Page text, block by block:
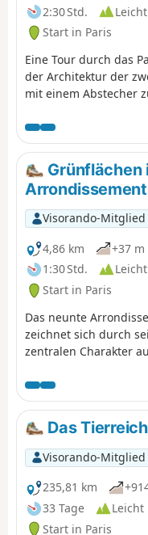
2:30 Std.
Leicht
Start in Paris
Eine Tour durch das
der Architektur der
mit einem Abstecher
feiern.
Grünflächen
Visorando-Mitglied
4,86 km
+37 m
1:30 Std.
Leicht
Start in Paris
Das neunte
zeichnet sich durch
zentralen Charakter
verbunden und
Theater, Kinos und
Einkaufsviertel
Boutiquen und
überdachte Passagen.
Haussmann-
Bauten und bleibt
Wohnviertel.Nach den
Arrondissements ist
Das
Visorando-Mitglied
235,81 km
33 Tage
Leicht
Start in Paris